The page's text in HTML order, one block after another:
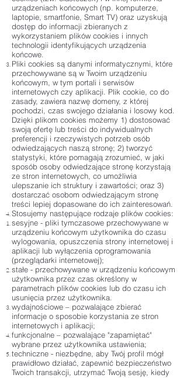
urządzeniach końcowych (np. komputerze,
laptopie, smartfonie, Smart TV) oraz uzyskują
dostęp do informacji zbieranych z
wykorzystaniem plików cookies i innych
technologii identyfikujących urządzenia
końcowe.
Pliki cookies są danymi informatycznymi, które
przechowywane są w Twoim urządzeniu
końcowym, w tym portali i serwisów
internetowych czy aplikacji. Plik cookie, co do
zasady, zawiera nazwę domeny, z której
pochodzi, czas swojego działania i losowy kod.
Dzięki plikom cookies możemy 1) dostosować
swoją ofertę lub treści do indywidualnych
preferencji i rzeczywistych potrzeb osób
odwiedzających naszą stronę; 2) tworzyć
statystyki, które pomagają zrozumieć, w jaki
sposób osoby odwiedzające stronę korzystają
ze stron internetowych, co umożliwia
ulepszanie ich struktury i zawartości; oraz 3)
dostarczać osobom odwiedzającym stronę
treści lepiej dopasowane do ich zainteresowań.
Stosujemy następujące rodzaje plików cookies:
sesyjne - pliki tymczasowe przechowywane w
urządzeniu końcowym użytkownika do czasu
wylogowania, opuszczenia strony internetowej i
aplikacji lub wyłączenia oprogramowania
(przeglądarki internetowej);
stałe - przechowywane w urządzeniu końcowym
użytkownika przez czas określony w
parametrach plików cookies lub do czasu ich
usunięcia przez użytkownika.
wydajnościowe – pozwalające zbierać
informacje o sposobie korzystania ze stron
internetowych i aplikacji;
funkcjonalne – pozwalające "zapamiętać"
wybrane przez użytkownika ustawienia;
techniczne - niezbędne, aby Twój profil mógł
prawidłowo działać, zapewnić bezpieczeństwo
Twoich transakcji, utrzymać Twoją sesję, kiedy